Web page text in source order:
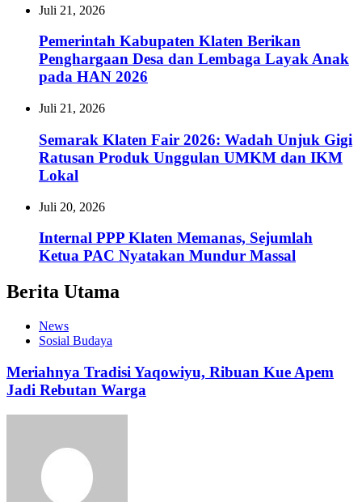
Juli 21, 2026
Pemerintah Kabupaten Klaten Berikan
Penghargaan Desa dan Lembaga Layak Anak
pada HAN 2026
Juli 21, 2026
Semarak Klaten Fair 2026: Wadah Unjuk Gigi
Ratusan Produk Unggulan UMKM dan IKM
Lokal
Juli 20, 2026
Internal PPP Klaten Memanas, Sejumlah
Ketua PAC Nyatakan Mundur Massal
Berita Utama
News
Sosial Budaya
Meriahnya Tradisi Yaqowiyu, Ribuan Kue Apem
Jadi Rebutan Warga